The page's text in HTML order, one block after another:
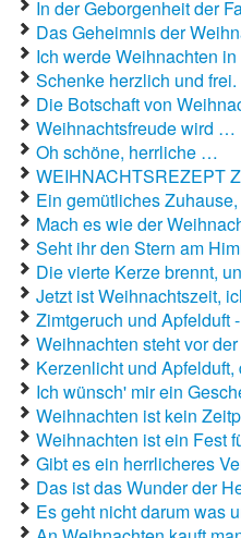
In der Geborgenheit der
Das Geheimnis der
Ich werde Weihnachten
Schenke herzlich und
Die Botschaft von
Weihnachtsfreude wird …
Oh schöne, herrliche …
WEIHNACHTSREZEPT
Ein gemütliches
Mach es wie der
Seht ihr den Stern am
Die vierte Kerze brennt,
Jetzt ist Weihnachtszeit,
Zimtgeruch und Apfelduft
Weihnachten steht vor
Kerzenlicht und
Ich wünsch' mir ein
Weihnachten ist kein
Weihnachten ist ein Fest
Gibt es ein herrlicheres
Das ist das Wunder der
Es geht nicht darum was